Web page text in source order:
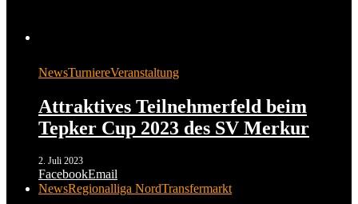
NewsTurniereVeranstaltung
Attraktives Teilnehmerfeld beim
Tepker Cup 2023 des SV Merkur
2. Juli 2023
FacebookEmail
NewsRegionalliga NordTransfermarkt